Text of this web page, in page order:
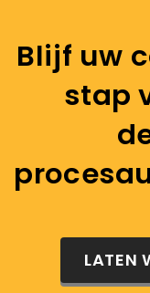
Blijf uw
stap
LATEN